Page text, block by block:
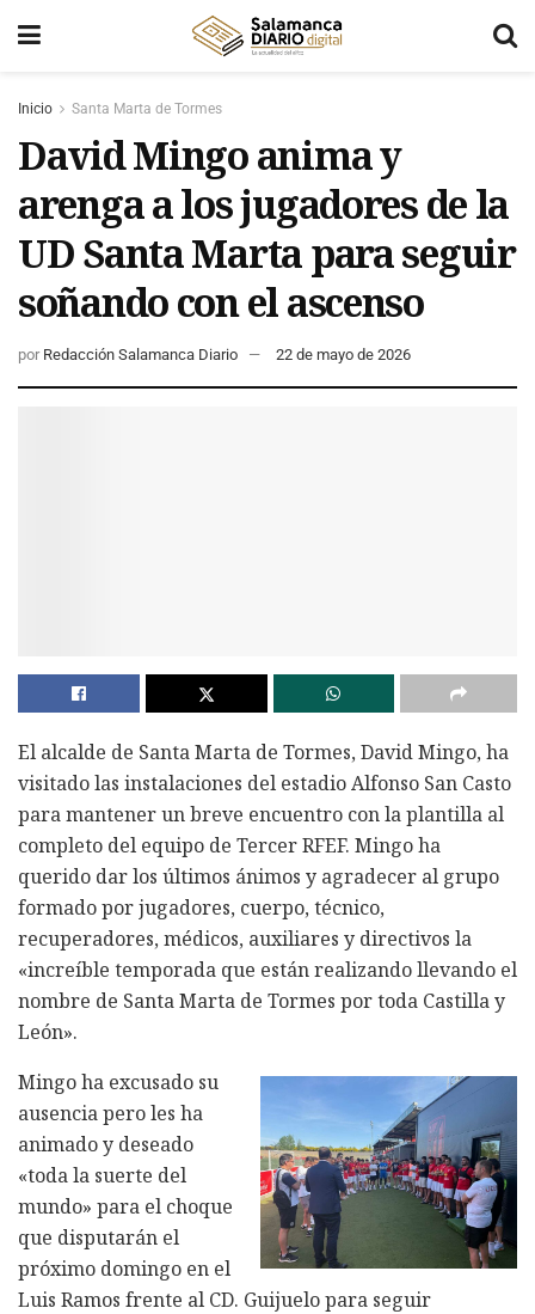
Inicio Santa Marta de Tormes
David Mingo anima y
arenga a los jugadores de la
UD Santa Marta para seguir
soñando con el ascenso
por Redacción Salamanca Diario 22 de mayo de 2026
El alcalde de Santa Marta de Tormes, David Mingo, ha
visitado las instalaciones del estadio Alfonso San Casto
para mantener un breve encuentro con la plantilla al
completo del equipo de Tercer RFEF. Mingo ha
querido dar los últimos ánimos y agradecer al grupo
formado por jugadores, cuerpo, técnico,
recuperadores, médicos, auxiliares y directivos la
«increíble temporada que están realizando llevando el
nombre de Santa Marta de Tormes por toda Castilla y
León».
Mingo ha excusado su
ausencia pero les ha
animado y deseado
«toda la suerte del
mundo» para el choque
que disputarán el
próximo domingo en el
Luis Ramos frente al CD. Guijuelo para seguir